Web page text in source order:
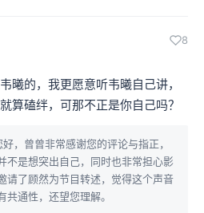
8
曦的，我更愿意听韦曦自己讲，
算磕绊，可那不正是你自己吗？
好，曾曾非常感谢您的评论与指正，
不是想突出自己，同时也非常担心影
请了顾然为节目转述，觉得这个声音
通性，还望您理解。